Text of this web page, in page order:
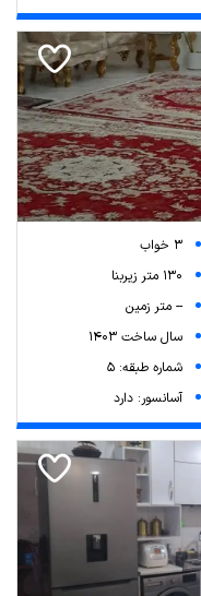
3 خواب
130 متر زیربنا
-- متر زمین
سال ساخت 1403
شماره طبقه: 5
آسانسور: دارد